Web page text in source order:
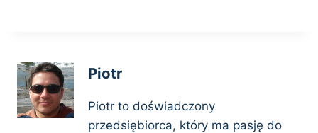
Piotr
Piotr to doświadczony
przedsiębiorca, który ma pasję do